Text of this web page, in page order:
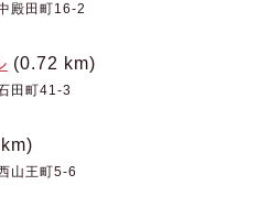
殿田町16-2
(0.72 km)
田町41-3
山王町5-6